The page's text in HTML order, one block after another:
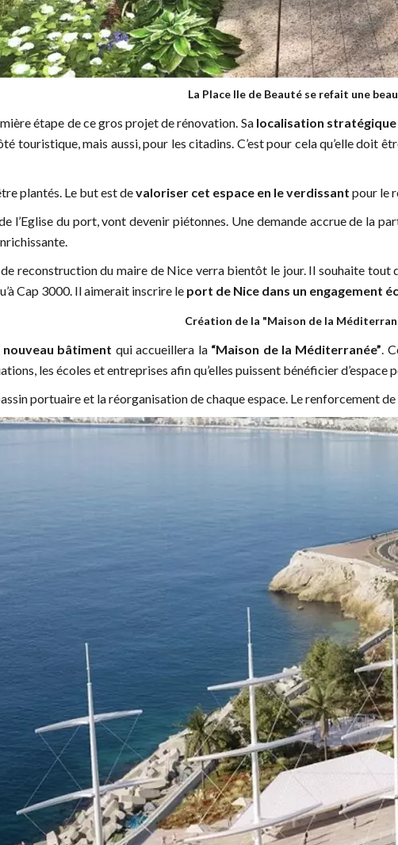
La Place Ile de Beauté se refait une
étape de ce gros projet de rénovation. Sa localisation
touristique, mais aussi, pour les citadins. C’est pour cela qu’elle doit
plantés. Le but est devaloriser cet espace en le verdissant pour le
l’Eglise du port, vont devenir piétonnes. Une demande accrue de la
reconstruction du maire de Nice verra bientôt le jour. Il souhaite tout
Cap 3000. Il aimerait inscrire le port de Nice dans un engagement
Création de la "Maison de la
nouveau bâtiment qui accueillera la “Maison de la Méditerranée”.
les écoles et entreprises afin qu’elles puissent bénéficier d’espace
portuaire et la réorganisation de chaque espace. Le renforcement